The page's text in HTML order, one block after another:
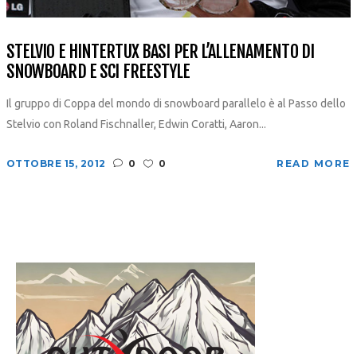
STELVIO E HINTERTUX BASI PER L’ALLENAMENTO DI
SNOWBOARD E SCI FREESTYLE
Il gruppo di Coppa del mondo di snowboard parallelo è al Passo dello
Stelvio con Roland Fischnaller, Edwin Coratti, Aaron...
OTTOBRE 15, 2012 0 0 READ MORE